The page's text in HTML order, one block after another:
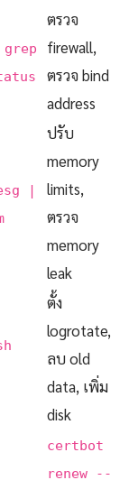
ตรวจ
firewall,
ตรวจ bind
address
|
ปรับ
memory
limits,
ตรวจ
memory
leak
ตั้ง
logrotate,
ลบ old
data, เพิ่ม
disk
certbot
renew --